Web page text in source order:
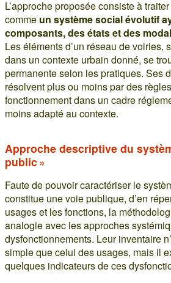
L’approche proposée consiste à
comme un système social évolutif
composants, des états et des
Les éléments d’un réseau de voiries,
dans un contexte urbain donné, se
permanente selon les pratiques. Ses
résolvent plus ou moins par des
fonctionnement dans un cadre
moins adapté au contexte.
Approche descriptive du
public »
Faute de pouvoir caractériser le
constitue une voie publique, d’en
usages et les fonctions, la
analogie avec les approches
dysfonctionnements. Leur inventaire
simple que celui des usages, mais il
quelques indicateurs de ces